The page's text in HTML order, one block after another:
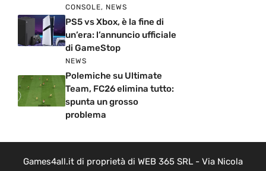
CONSOLE, NEWS
PS5 vs Xbox, è la fine di
un’era: l’annuncio ufficiale
di GameStop
NEWS
Polemiche su Ultimate
Team, FC26 elimina tutto:
spunta un grosso
problema
Games4all.it di proprietà di WEB 365 SRL - Via Nicola